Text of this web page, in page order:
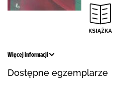
Więcej informacji
Dostępne egzemplarze